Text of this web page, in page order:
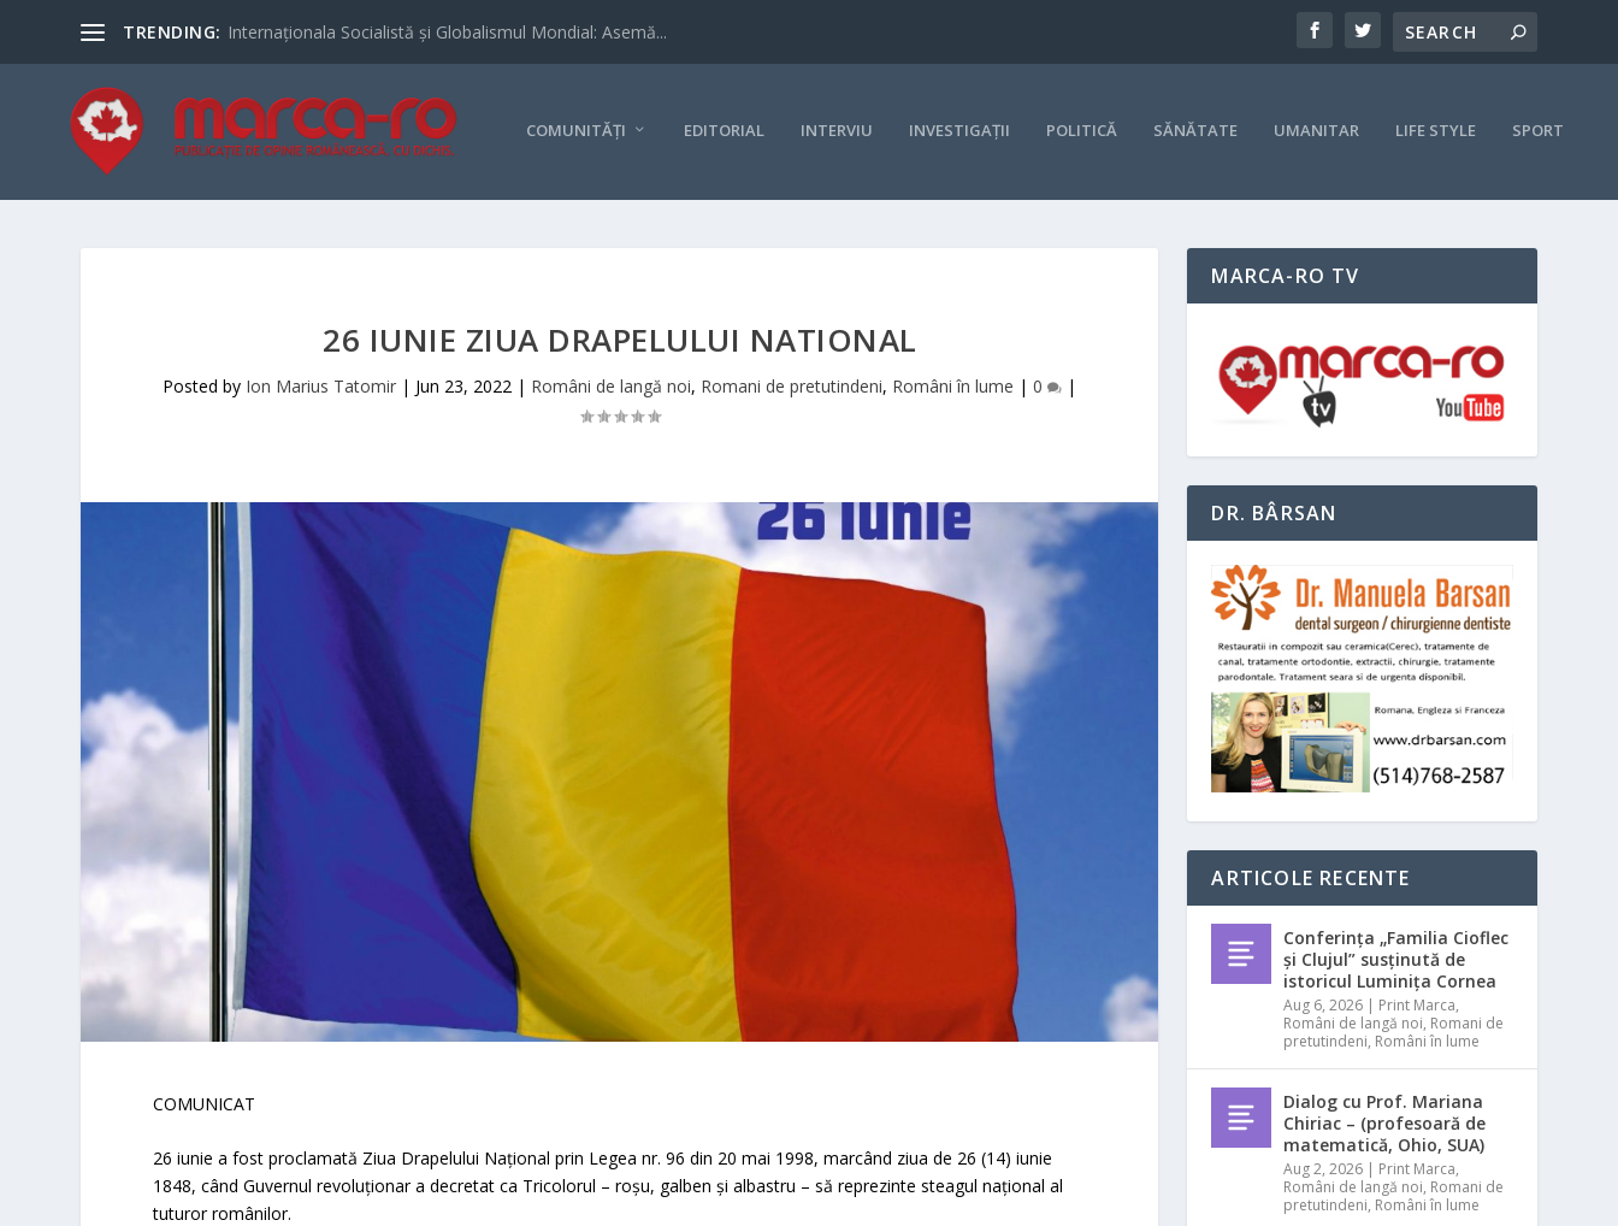
TRENDING: Internaționala Socialistă și Globalismul Mondial: Asemă...
COMUNITĂȚI EDITORIAL INTERVIU INVESTIGAȚII POLITICĂ SĂNĂTATE UMANITAR LIFE STYLE SPORT
26 IUNIE ZIUA DRAPELULUI NATIONAL
Posted by Ion Marius Tatomir | Jun 23, 2022 | Români de langă noi, Romani de pretutindeni, Români în lume |0 |
COMUNICAT
26 iunie a fost proclamată Ziua Drapelului Național prin Legea nr. 96 din 20 mai 1998, marcând ziua de 26 (14) iunie
1848, când Guvernul revoluționar a decretat ca Tricolorul – roșu, galben și albastru – să reprezinte steagul național al
tuturor românilor.
MARCA-RO TV
DR. BÂRSAN
ARTICOLE RECENTE
Conferința „Familia Cioflec
și Clujul” susținută de
istoricul Luminița Cornea
Aug 6, 2026 | Print Marca,
Români de langă noi, Romani de
pretutindeni, Români în lume
Dialog cu Prof. Mariana
Chiriac – (profesoară de
matematică, Ohio, SUA)
Aug 2, 2026 | Print Marca,
Români de langă noi, Romani de
pretutindeni, Români în lume